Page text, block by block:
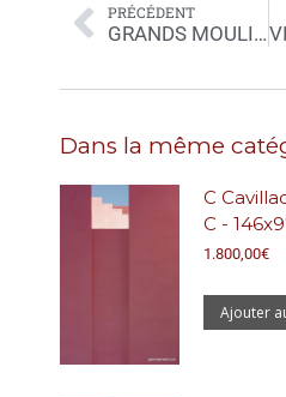
PRÉCÉDENT
GRANDS MOULINS C
Dans la même
C
C -
1.800,00€
Ajouter